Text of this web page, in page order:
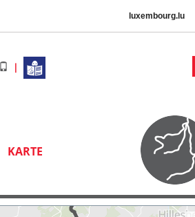
luxembourg.lu
KARTE